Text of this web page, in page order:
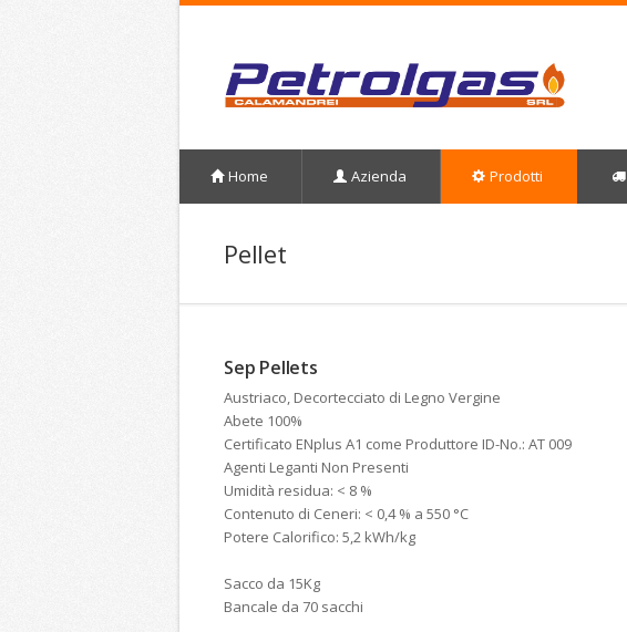
Home Azienda Prodotti
Pellet
Sep Pellets
Austriaco, Decortecciato di Legno Vergine
Abete 100%
Certificato ENplus A1 come Produttore ID-No.: AT 009
Agenti Leganti Non Presenti
Umidità residua: < 8 %
Contenuto di Ceneri: < 0,4 % a 550 °C
Potere Calorifico: 5,2 kWh/kg
Sacco da 15Kg
Bancale da 70 sacchi